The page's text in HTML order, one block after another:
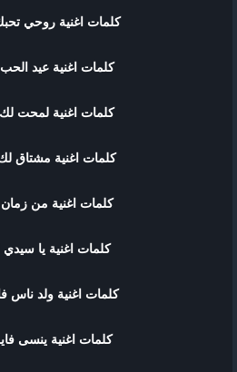
كلمات اغنية روحي
كلمات اغنية عيد
كلمات اغنية لمحت
كلمات اغنية مشتاق
كلمات اغنية من
كلمات اغنية يا
كلمات اغنية ولد ناس
كلمات اغنية ينسى